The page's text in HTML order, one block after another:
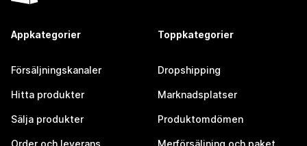
Appkategorier
Försäljningskanaler
Hitta produkter
Sälja produkter
Toppkategorier
Dropshipping
Marknadsplatser
Produktomdömen